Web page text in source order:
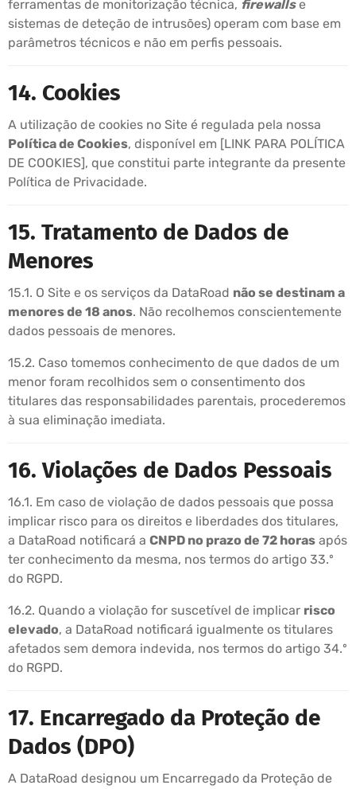
ferramentas de monitorização técnica, firewallse
sistemas de deteção de intrusões) operam com base em
parâmetros técnicos e não em perfis pessoais.
14. Cookies
A utilização de cookies no Site é regulada pela nossa
Política de Cookies, disponível em [LINK PARA POLÍTICA
DE COOKIES], que constitui parte integrante da presente
Política de Privacidade.
15. Tratamento de Dados de
Menores
15.1. O Site e os serviços da DataRoad não se destinam a
menores de 18 anos. Não recolhemos conscientemente
dados pessoais de menores.
15.2. Caso tomemos conhecimento de que dados de um
menor foram recolhidos sem o consentimento dos
titulares das responsabilidades parentais, procederemos
à sua eliminação imediata.
16. Violações de Dados Pessoais
16.1. Em caso de violação de dados pessoais que possa
implicar risco para os direitos e liberdades dos titulares,
a DataRoad notificará a CNPD no prazo de 72 horas após
ter conhecimento da mesma, nos termos do artigo 33.º
do RGPD.
16.2. Quando a violação for suscetível de implicar risco
elevado, a DataRoad notificará igualmente os titulares
afetados sem demora indevida, nos termos do artigo 34.º
do RGPD.
17. Encarregado da Proteção de
Dados (DPO)
A DataRoad designou um Encarregado da Proteção de